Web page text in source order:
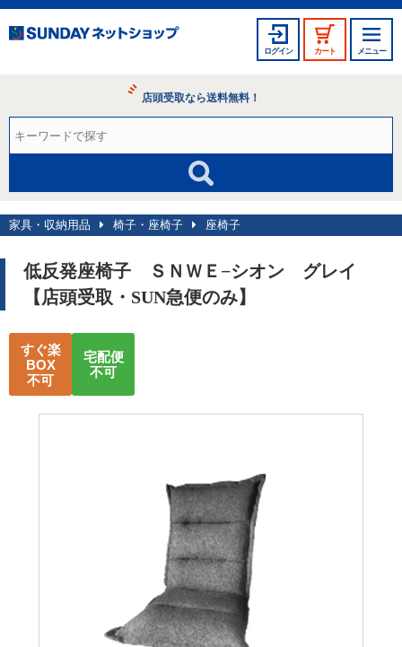
ログイン カート メニュー
店頭受取なら送料無料！
家具・収納用品 椅子・座椅子 座椅子
低反発座椅子 ＳＮＷＥ−シオン グレイ
【店頭受取・SUN急便のみ】
すぐ楽
BOX
不可
宅配便
不可